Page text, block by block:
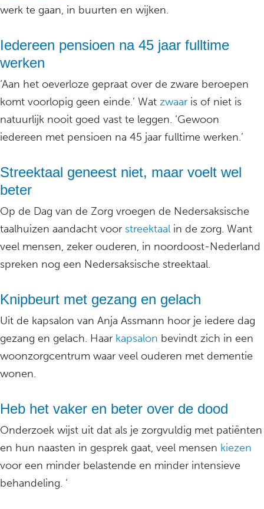
werk te gaan, in buurten en wijken.
Iedereen pensioen na 45 jaar fulltime
werken
‘Aan het oeverloze gepraat over de zware beroepen
komt voorlopig geen einde.’ Wat zwaar is of niet is
natuurlijk nooit goed vast te leggen. ‘Gewoon
iedereen met pensioen na 45 jaar fulltime werken.’
Streektaal geneest niet, maar voelt wel
beter
Op de Dag van de Zorg vroegen de Nedersaksische
taalhuizen aandacht voor streektaal in de zorg. Want
veel mensen, zeker ouderen, in noordoost-Nederland
spreken nog een Nedersaksische streektaal.
Knipbeurt met gezang en gelach
Uit de kapsalon van Anja Assmann hoor je iedere dag
gezang en gelach. Haar kapsalon bevindt zich in een
woonzorgcentrum waar veel ouderen met dementie
wonen.
Heb het vaker en beter over de dood
Onderzoek wijst uit dat als je zorgvuldig met patiënten
en hun naasten in gesprek gaat, veel mensen kiezen
voor een minder belastende en minder intensieve
behandeling. ‘